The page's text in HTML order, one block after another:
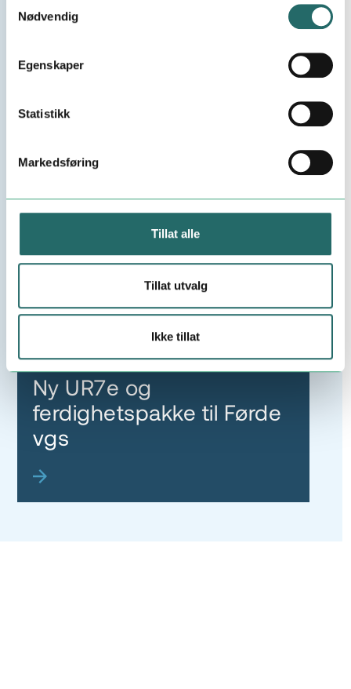
Nødvendig
Egenskaper
Statistikk
Markedsføring
Tillat alle
Tillat utvalg
Ikke tillat
Kameleon Robotics er
Universal Robots
Nyhet
Ny UR7e og
ferdighetspakke til Førde
vgs